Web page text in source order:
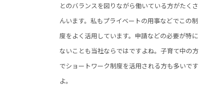
とのバランスを図りながら働いている方がたくさ
んいます。私もプライベートの用事などでこの制
度をよく活用しています。申請などの必要が特に
ないことも当社ならではですよね。子育て中の方
でショートワーク制度を活用される方も多いです
よ。